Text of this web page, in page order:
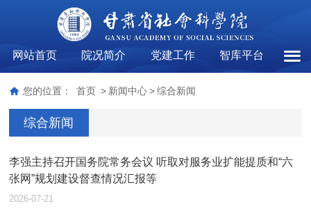
网站首页 院况简介 党建工作 智库平台
综合
您的位置： 首页 > 新闻中心 > 综合新闻
综合新闻
李强主持召开国务院常务会议 听取对服务业扩能提质和“六
张网”规划建设督查情况汇报等
2026-07-21